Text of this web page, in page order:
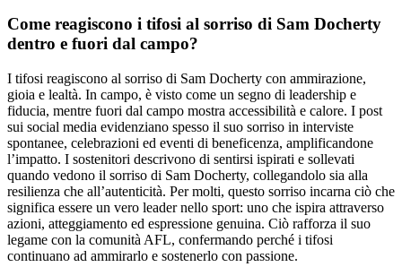
Come reagiscono i tifosi al sorriso di Sam Docherty
dentro e fuori dal campo?
I tifosi reagiscono al sorriso di Sam Docherty con ammirazione,
gioia e lealtà. In campo, è visto come un segno di leadership e
fiducia, mentre fuori dal campo mostra accessibilità e calore. I post
sui social media evidenziano spesso il suo sorriso in interviste
spontanee, celebrazioni ed eventi di beneficenza, amplificandone
l’impatto. I sostenitori descrivono di sentirsi ispirati e sollevati
quando vedono il sorriso di Sam Docherty, collegandolo sia alla
resilienza che all’autenticità. Per molti, questo sorriso incarna ciò che
significa essere un vero leader nello sport: uno che ispira attraverso
azioni, atteggiamento ed espressione genuina. Ciò rafforza il suo
legame con la comunità AFL, confermando perché i tifosi
continuano ad ammirarlo e sostenerlo con passione.